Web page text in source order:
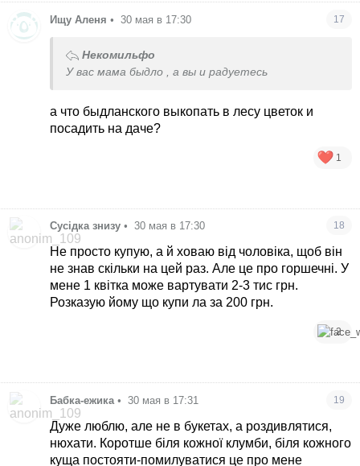
Ищу Аленя • 30 мая в 17:30 17
Некомильфо
У вас мама быдло , а вы и радуетесь
а что быдланского выкопать в лесу цветок и
посадить на даче?
1
Сусідка знизу • 30 мая в 17:30 18
Не просто купую, а й ховаю від чоловіка, щоб він
не знав скільки на цей раз. Але це про горшечні. У
мене 1 квітка може вартувати 2-3 тис грн.
Розказую йому що купи ла за 200 грн.
2
Бабка-ежика • 30 мая в 17:31 19
Дуже люблю, але не в букетах, а роздивлятися,
нюхати. Коротше біля кожної клумби, біля кожного
куща постояти-помилуватися це про мене